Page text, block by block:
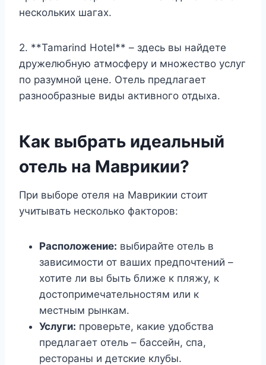
нескольких шагах.
2. **Tamarind Hotel** – здесь вы найдете
дружелюбную атмосферу и множество услуг
по разумной цене. Отель предлагает
разнообразные виды активного отдыха.
Как выбрать идеальный
отель на Маврикии?
При выборе отеля на Маврикии стоит
учитывать несколько факторов:
Расположение: выбирайте отель в
зависимости от ваших предпочтений –
хотите ли вы быть ближе к пляжу, к
достопримечательностям или к
местным рынкам.
Услуги: проверьте, какие удобства
предлагает отель – бассейн, спа,
рестораны и детские клубы.